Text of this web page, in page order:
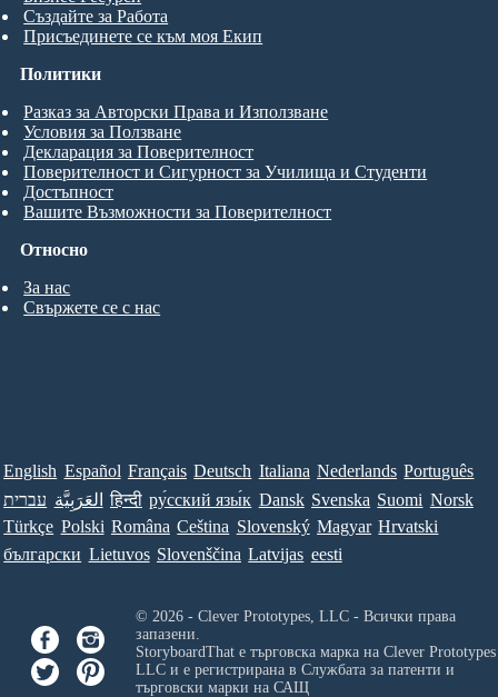
Създайте за Работа
Присъединете се към моя Екип
Относно
За нас
Свържете се с нас
Политики
Разказ за Авторски Права и Използване
Условия за Ползване
Декларация за Поверителност
Поверителност и Сигурност за Училища и Студенти
Достъпност
Вашите Възможности за Поверителност
English Español Français Deutsch Italiana Nederlands Português
עברית العَرَبِيَّة हिन्दी ру́сский язы́к Dansk Svenska Suomi Norsk
Türkçe Polski Româna Ceština Slovenský Magyar Hrvatski
български Lietuvos Slovenščina Latvijas eesti
© 2026 - Clever Prototypes, LLC - Всички права
запазени.
StoryboardThat е търговска марка на Clever
LLCи е регистрирана в Службата за патенти и
търговски марки на САЩ